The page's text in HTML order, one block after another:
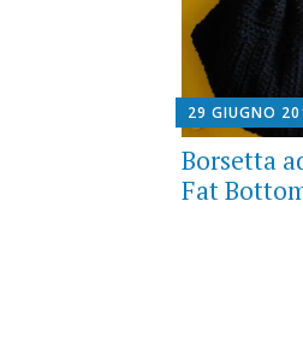
29 GIUGNO
Borsetta
Fat